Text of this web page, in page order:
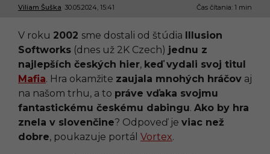
Viliam Šuška 30.05.2024, 15:41
3
0
5
.
2
0
2
4
,
1
5
4
Čas čítania: 1 min
V roku 2002 sme dostali od štúdia Illusion
Softworks (dnes už 2K Czech) jednu z
najlepších českých hier, keď vydali svoj titul
Mafia. Hra okamžite zaujala mnohých hráčov aj
na našom trhu, a to práve vďaka svojmu
fantastickému českému dabingu. Ako by hra
znela v slovenčine? Odpoveď je viac než
dobre, poukazuje portál Vortex.